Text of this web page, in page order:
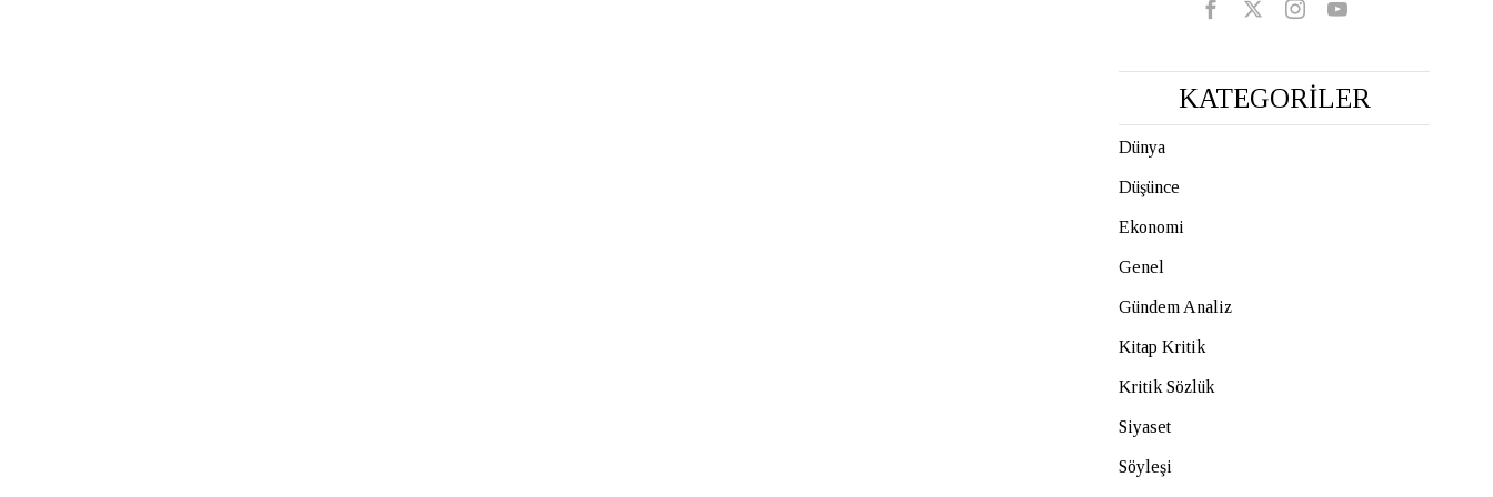
KATEGORİLER
Dünya
Düşünce
Ekonomi
Genel
Gündem Analiz
Kitap Kritik
Kritik Sözlük
Siyaset
Söyleşi